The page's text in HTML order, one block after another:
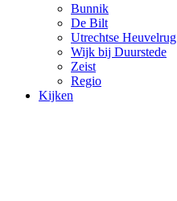
Bunnik
De Bilt
Utrechtse Heuvelrug
Wijk bij Duurstede
Zeist
Regio
Kijken